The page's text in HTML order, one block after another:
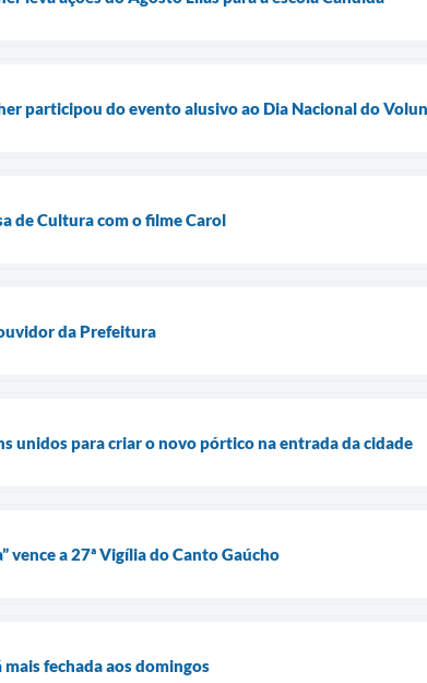
participou do evento alusivo ao Dia Nacional do
de Cultura com o filme Carol
da Prefeitura
unidos para criar o novo pórtico na entrada da cidade
vence a 27ª Vigília do Canto Gaúcho
fechada aos domingos